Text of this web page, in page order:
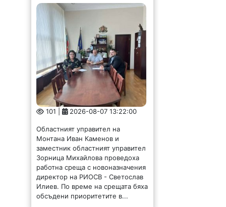
101 | 2026-08-07 13:22:00
Областният управител на
Монтана Иван Каменов и
заместник областният управител
Зорница Михайлова проведоха
работна среща с новоназначения
директор на РИОСВ - Светослав
Илиев. По време на срещата бяха
обсъдени приоритетите в...